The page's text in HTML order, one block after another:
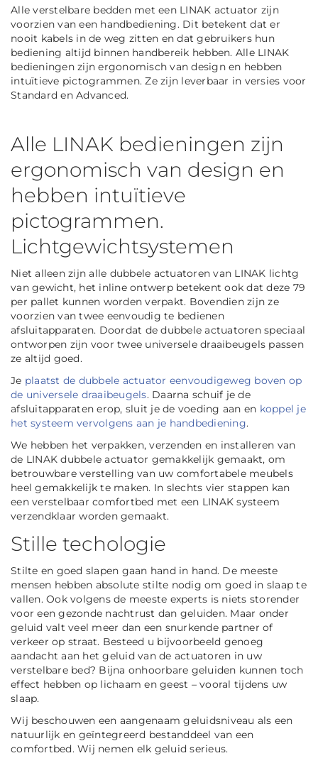
Alle verstelbare bedden met een LINAK actuator zijn
voorzien van een handbediening. Dit betekent dat er
nooit kabels in de weg zitten en dat gebruikers hun
bediening altijd binnen handbereik hebben. Alle LINAK
bedieningen zijn ergonomisch van design en hebben
intuïtieve pictogrammen. Ze zijn leverbaar in versies voor
Standard en Advanced.
Alle LINAK bedieningen zijn
ergonomisch van design en
hebben intuïtieve
pictogrammen.
Lichtgewichtsystemen
Niet alleen zijn alle dubbele actuatoren van LINAK lichtg
van gewicht, het inline ontwerp betekent ook dat deze 79
per pallet kunnen worden verpakt. Bovendien zijn ze
voorzien van twee eenvoudig te bedienen
afsluitapparaten. Doordat de dubbele actuatoren speciaal
ontworpen zijn voor twee universele draaibeugels passen
ze altijd goed.
Je plaatst de dubbele actuator eenvoudigeweg boven op
de universele draaibeugels. Daarna schuif je de
afsluitapparaten erop, sluit je de voeding aan en koppel je
het systeem vervolgens aan je handbediening.
We hebben het verpakken, verzenden en installeren van
de LINAK dubbele actuator gemakkelijk gemaakt, om
betrouwbare verstelling van uw comfortabele meubels
heel gemakkelijk te maken. In slechts vier stappen kan
een verstelbaar comfortbed met een LINAK systeem
verzendklaar worden gemaakt.
Stille techologie
Stilte en goed slapen gaan hand in hand. De meeste
mensen hebben absolute stilte nodig om goed in slaap te
vallen. Ook volgens de meeste experts is niets storender
voor een gezonde nachtrust dan geluiden. Maar onder
geluid valt veel meer dan een snurkende partner of
verkeer op straat. Besteed u bijvoorbeeld genoeg
aandacht aan het geluid van de actuatoren in uw
verstelbare bed? Bijna onhoorbare geluiden kunnen toch
effect hebben op lichaam en geest – vooral tijdens uw
slaap.
Wij beschouwen een aangenaam geluidsniveau als een
natuurlijk en geïntegreerd bestanddeel van een
comfortbed. Wij nemen elk geluid serieus.